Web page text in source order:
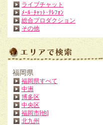
ライブチャット
ﾒｰﾙ･ﾁｬｯﾄ･ﾃﾚﾌｫﾝ
総合プロダクション
その他
福岡県
福岡県すべて
中洲
博多区
中央区
福岡市[他]
北九州